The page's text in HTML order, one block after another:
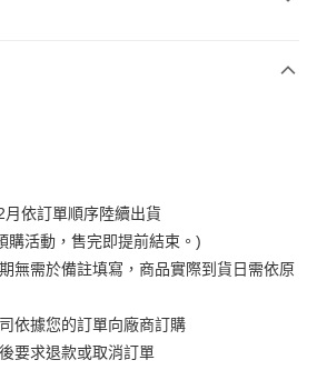
依訂單順序陸續出貨
活動，售完即提前結束。)
無需於備註填寫，商品實際到貨日需依原
依據您的訂單向廠商訂購
要求退款或取消訂單